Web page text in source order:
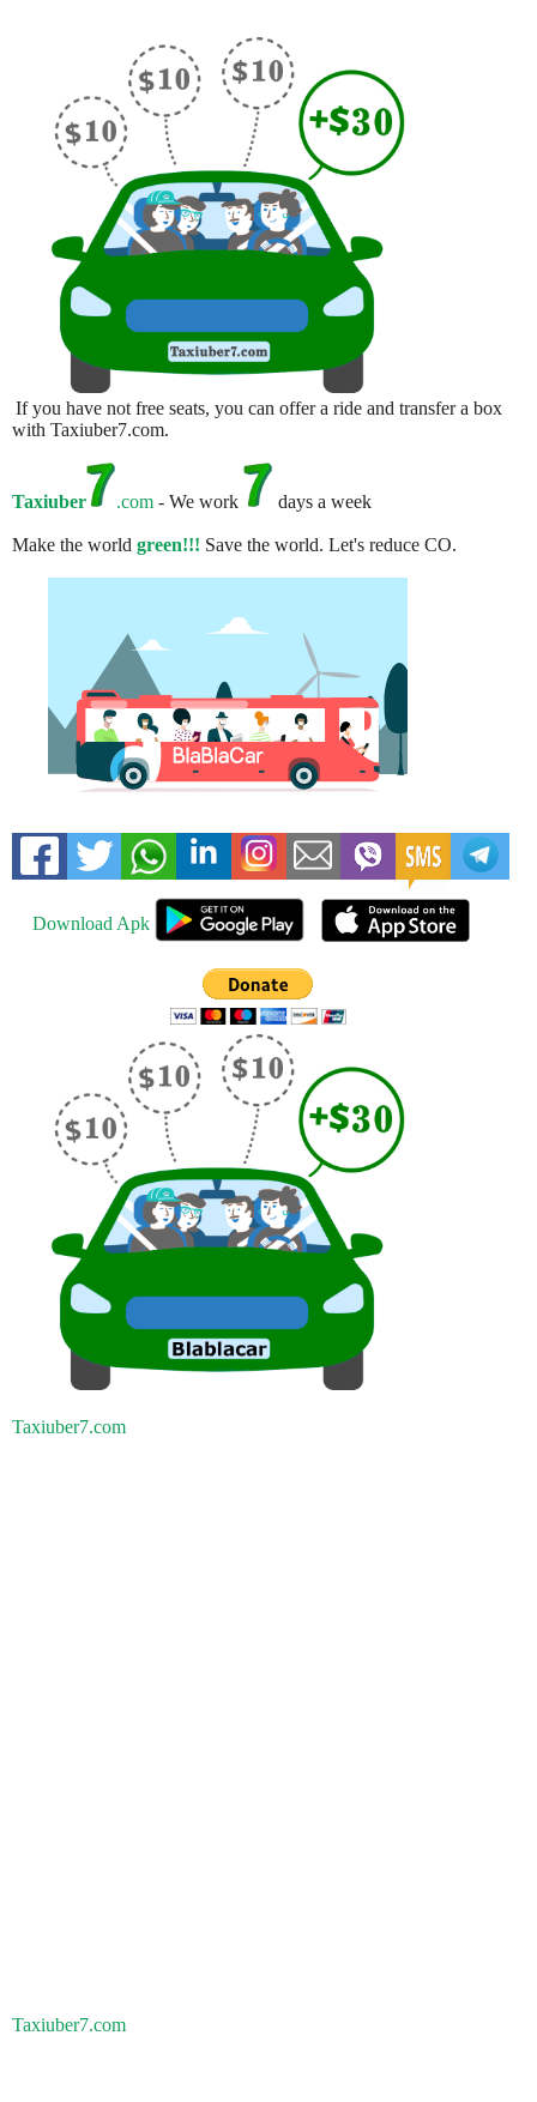
If you have not free seats, you can offer a ride and transfer a box
with Taxiuber7.com.
Taxiuber .com - We work days a week
Make the world green!!! Save the world. Let's reduce CO.
Download Apk
Taxiuber7.com
Taxiuber7.com